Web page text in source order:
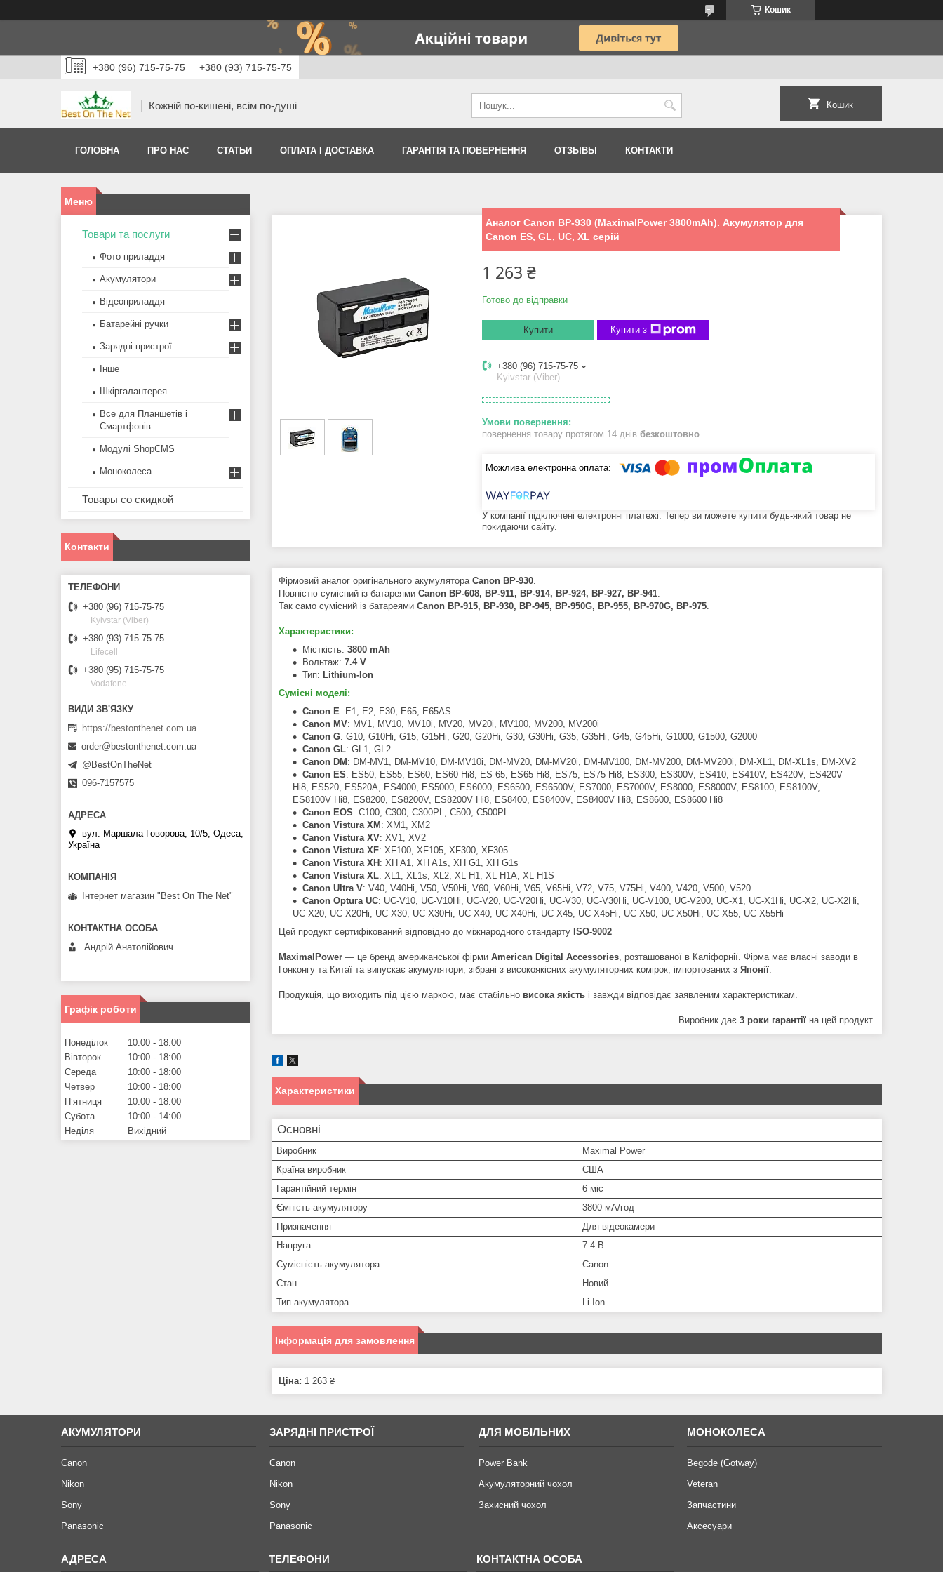
Кошик
+380 (96) 715-75-75 +380 (93) 715-75-75
Кожній по-кишені, всім по-душі Кошик
ГОЛОВНА ПРО НАС СТАТЬИ ОПЛАТА І ДОСТАВКА ГАРАНТІЯ ТА ПОВЕРНЕННЯ ОТЗЫВЫ КОНТАКТИ
Аналог Canon BP-930 (MaximalPower 3800mAh). Акумулятор для
Canon ES, GL, UC, XL серій
1 263 ₴
Готово до відправки
Купити Купити з
+380 (96) 715-75-75
Kyivstar (Viber)
повернення товару протягом 14 днів безкоштовно
У компанії підключені електронні платежі. Тепер ви можете купити будь-який товар не
покидаючи сайту.
Фірмовий аналог оригінального акумулятора Canon BP-930
Повністю сумісний із батареями Canon BP-608, BP-911, BP-914, BP-924, BP-927, BP-941
Так само сумісний із батареями Canon BP-915, BP-930, BP-945, BP-950G, BP-955, BP-970G, BP-975
Характеристики:
Місткість: 3800 mAh
Вольтаж: 7.4 V
Тип: Lithium-Ion
Сумісні моделі:
Canon E: E1, E2, E30, E65, E65AS
Canon MV: MV1, MV10, MV10i, MV20, MV20i, MV100, MV200, MV200i
Canon G: G10, G10Hi, G15, G15Hi, G20, G20Hi, G30, G30Hi, G35, G35Hi, G45, G45Hi, G1000, G1500, G2000
Canon GL: GL1, GL2
Canon DM : DM-MV1, DM-MV10, DM-MV10i, DM-MV20, DM-MV20i, DM-MV100, DM-MV200, DM-MV200i, DM-XL1, DM-XL1s, DM-XV2
Canon ES: ES50, ES55, ES60, ES60 Hi8, ES-65, ES65 Hi8, ES75, ES75 Hi8, ES300, ES300V, ES410, ES410V, ES420V, ES420V
Hi8, ES520, ES520A, ES4000, ES5000, ES6000, ES6500, ES6500V, ES7000, ES7000V, ES8000, ES8000V, ES8100, ES8100V,
ES8100V Hi8, ES8200, ES8200V, ES8200V Hi8, ES8400, ES8400V, ES8400V Hi8, ES8600, ES8600 Hi8
Canon EOS: C100, C300, C300PL, C500, C500PL
Canon Vistura XM : XM1, XM2
Canon Vistura XV: XV1, XV2
Canon Vistura XF: XF100, XF105, XF300, XF305
Canon Vistura XH : XH A1, XH A1s, XH G1, XH G1s
Canon Vistura XL: XL1, XL1s, XL2, XL H1, XL H1A, XL H1S
Canon Ultra V: V40, V40Hi, V50, V50Hi, V60, V60Hi, V65, V65Hi, V72, V75, V75Hi, V400, V420, V500, V520
Canon Optura UC: UC-V10, UC-V10Hi, UC-V20, UC-V20Hi, UC-V30, UC-V30Hi, UC-V100, UC-V200, UC-X1, UC-X1Hi, UC-X2, UC-X2Hi,
UC-X20, UC-X20Hi, UC-X30, UC-X30Hi, UC-X40, UC-X40Hi, UC-X45, UC-X45Hi, UC-X50, UC-X50Hi, UC-X55, UC-X55Hi
Цей продукт сертифікований відповідно до міжнародного стандарту ISO-9002
MaximalPower — це бренд американської фірми American Digital Accessories , розташованої в Каліфорнії. Фірма має власні заводи в
Гонконгу та Китаї та випускає акумулятори, зібрані з високоякісних акумуляторних комірок, імпортованих з Японії
Продукція, що виходить під цією маркою, має стабільно висока якість і завжди відповідає заявленим характеристикам.
Виробник дає 3 роки гарантії на цей продукт.
Характеристики
Основні
Виробник
Maximal Power
Країна виробник
США
Гарантійний термін
6 міс
Ємність акумулятору
3800 мА/год
Призначення
Для відеокамери
Напруга
7.4 В
Сумісність акумулятора
Canon
Стан
Новий
Тип акумулятора
Li-Ion
Інформація для замовлення
Ціна: 1 263 ₴
Товари та послуги
Фото приладдя
Акумулятори
Відеоприладдя
Батарейні ручки
Зарядні пристрої
Інше
Шкіргалантерея
Все для Планшетів і
Смартфонів
Модулі ShopCMS
Моноколеса
Товары со скидкой
Контакти
+380 (96) 715-75-75
Kyivstar (Viber)
+380 (93) 715-75-75
Lifecell
+380 (95) 715-75-75
Vodafone
https://bestonthenet.com.ua
order@bestonthenet.com.ua
@BestOnTheNet
096-7157575
вул. Маршала Говорова, 10/5, Одеса,
Україна
Інтернет магазин "Вest On The Net"
Андрій Анатолійович
Графік роботи
Понеділок 10:00
18:00
Вівторок
10:00
18:00
Середа
10:00
18:00
Четвер
10:00
18:00
Пʼятниця
10:00
18:00
Субота
10:00
14:00
Неділя
Вихідний
АКУМУЛЯТОРИ
Canon
Nikon
Sony
Panasonic
ЗАРЯДНІ ПРИСТРОЇ
Canon
Nikon
Sony
Panasonic
ДЛЯ МОБІЛЬНИХ
Power Bank
Акумуляторний чохол
Захисний чохол
МОНОКОЛЕСА
Begode (Gotway)
Veteran
Запчастини
Аксесуари